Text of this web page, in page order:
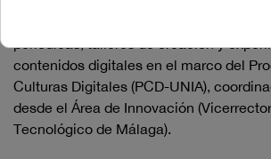
periódicas, talleres de creación y
contenidos digitales en el marco del
Culturas Digitales (PCD-UNIA),
desde el Área de Innovación
Tecnológico de Málaga).